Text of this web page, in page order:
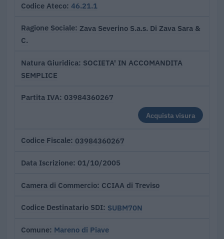
Codice Ateco 46.21.1
Ragione Sociale Zava Severino S.a.s. Di Zava Sara &
C.
Natura Giuridica SOCIETA' IN ACCOMANDITA
SEMPLICE
Partita IVA 03984360267
Acquista visura
Codice Fiscale 03984360267
Data Iscrizione 01/10/2005
Camera di Commercio CCIAA di Treviso
Codice Destinatario SDI SUBM70N
Comune Mareno di Piave